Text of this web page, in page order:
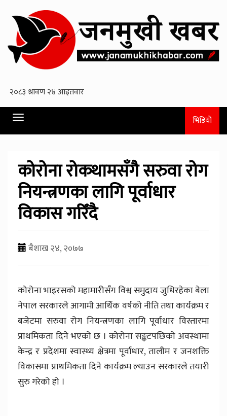
Toggle
navigation
भिडियो
कोरोना रोकथामसँगै सरुवा रोग
नियन्त्रणका लागि पूर्वाधार
विकास गरिँदै
बैशाख २४, २०७७
कोरोना भाइरसको महामारीसँग विश्व समुदाय जुधिरहेका बेला
नेपाल सरकारले आगामी आर्थिक वर्षको नीति तथा कार्यक्रम र
बजेटमा सरुवा रोग नियन्त्रणका लागि पूर्वाधार विस्तारमा
प्राथमिकता दिने भएको छ । कोरोना सङ्कटपछिको अवस्थामा
केन्द्र र प्रदेशमा स्वास्थ्य क्षेत्रमा पूर्वाधार, तालीम र जनशक्ति
विकासमा प्राथमिकता दिने कार्यक्रम ल्याउन सरकारले तयारी
सुरु गरेको हो ।